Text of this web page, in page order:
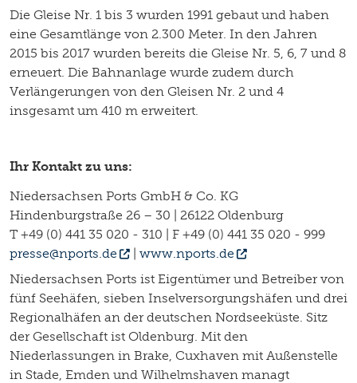
Die Gleise Nr. 1 bis 3 wurden 1991 gebaut und haben
eine Gesamtlänge von 2.300 Meter. In den Jahren
2015 bis 2017 wurden bereits die Gleise Nr. 5, 6, 7 und 8
erneuert. Die Bahnanlage wurde zudem durch
Verlängerungen von den Gleisen Nr. 2 und 4
insgesamt um 410 m erweitert.
Ihr Kontakt zu uns:
Niedersachsen Ports GmbH & Co. KG
Hindenburgstraße 26 – 30 | 26122 Oldenburg
T +49 (0) 441 35 020 - 310 | F +49 (0) 441 35 020 - 999
presse@nports.de
| www.nports.de
Niedersachsen Ports ist Eigentümer und Betreiber von
fünf Seehäfen, sieben Inselversorgungshäfen und drei
Regionalhäfen an der deutschen Nordseeküste. Sitz
der Gesellschaft ist Oldenburg. Mit den
Niederlassungen in Brake, Cuxhaven mit Außenstelle
in Stade, Emden und Wilhelmshaven managt